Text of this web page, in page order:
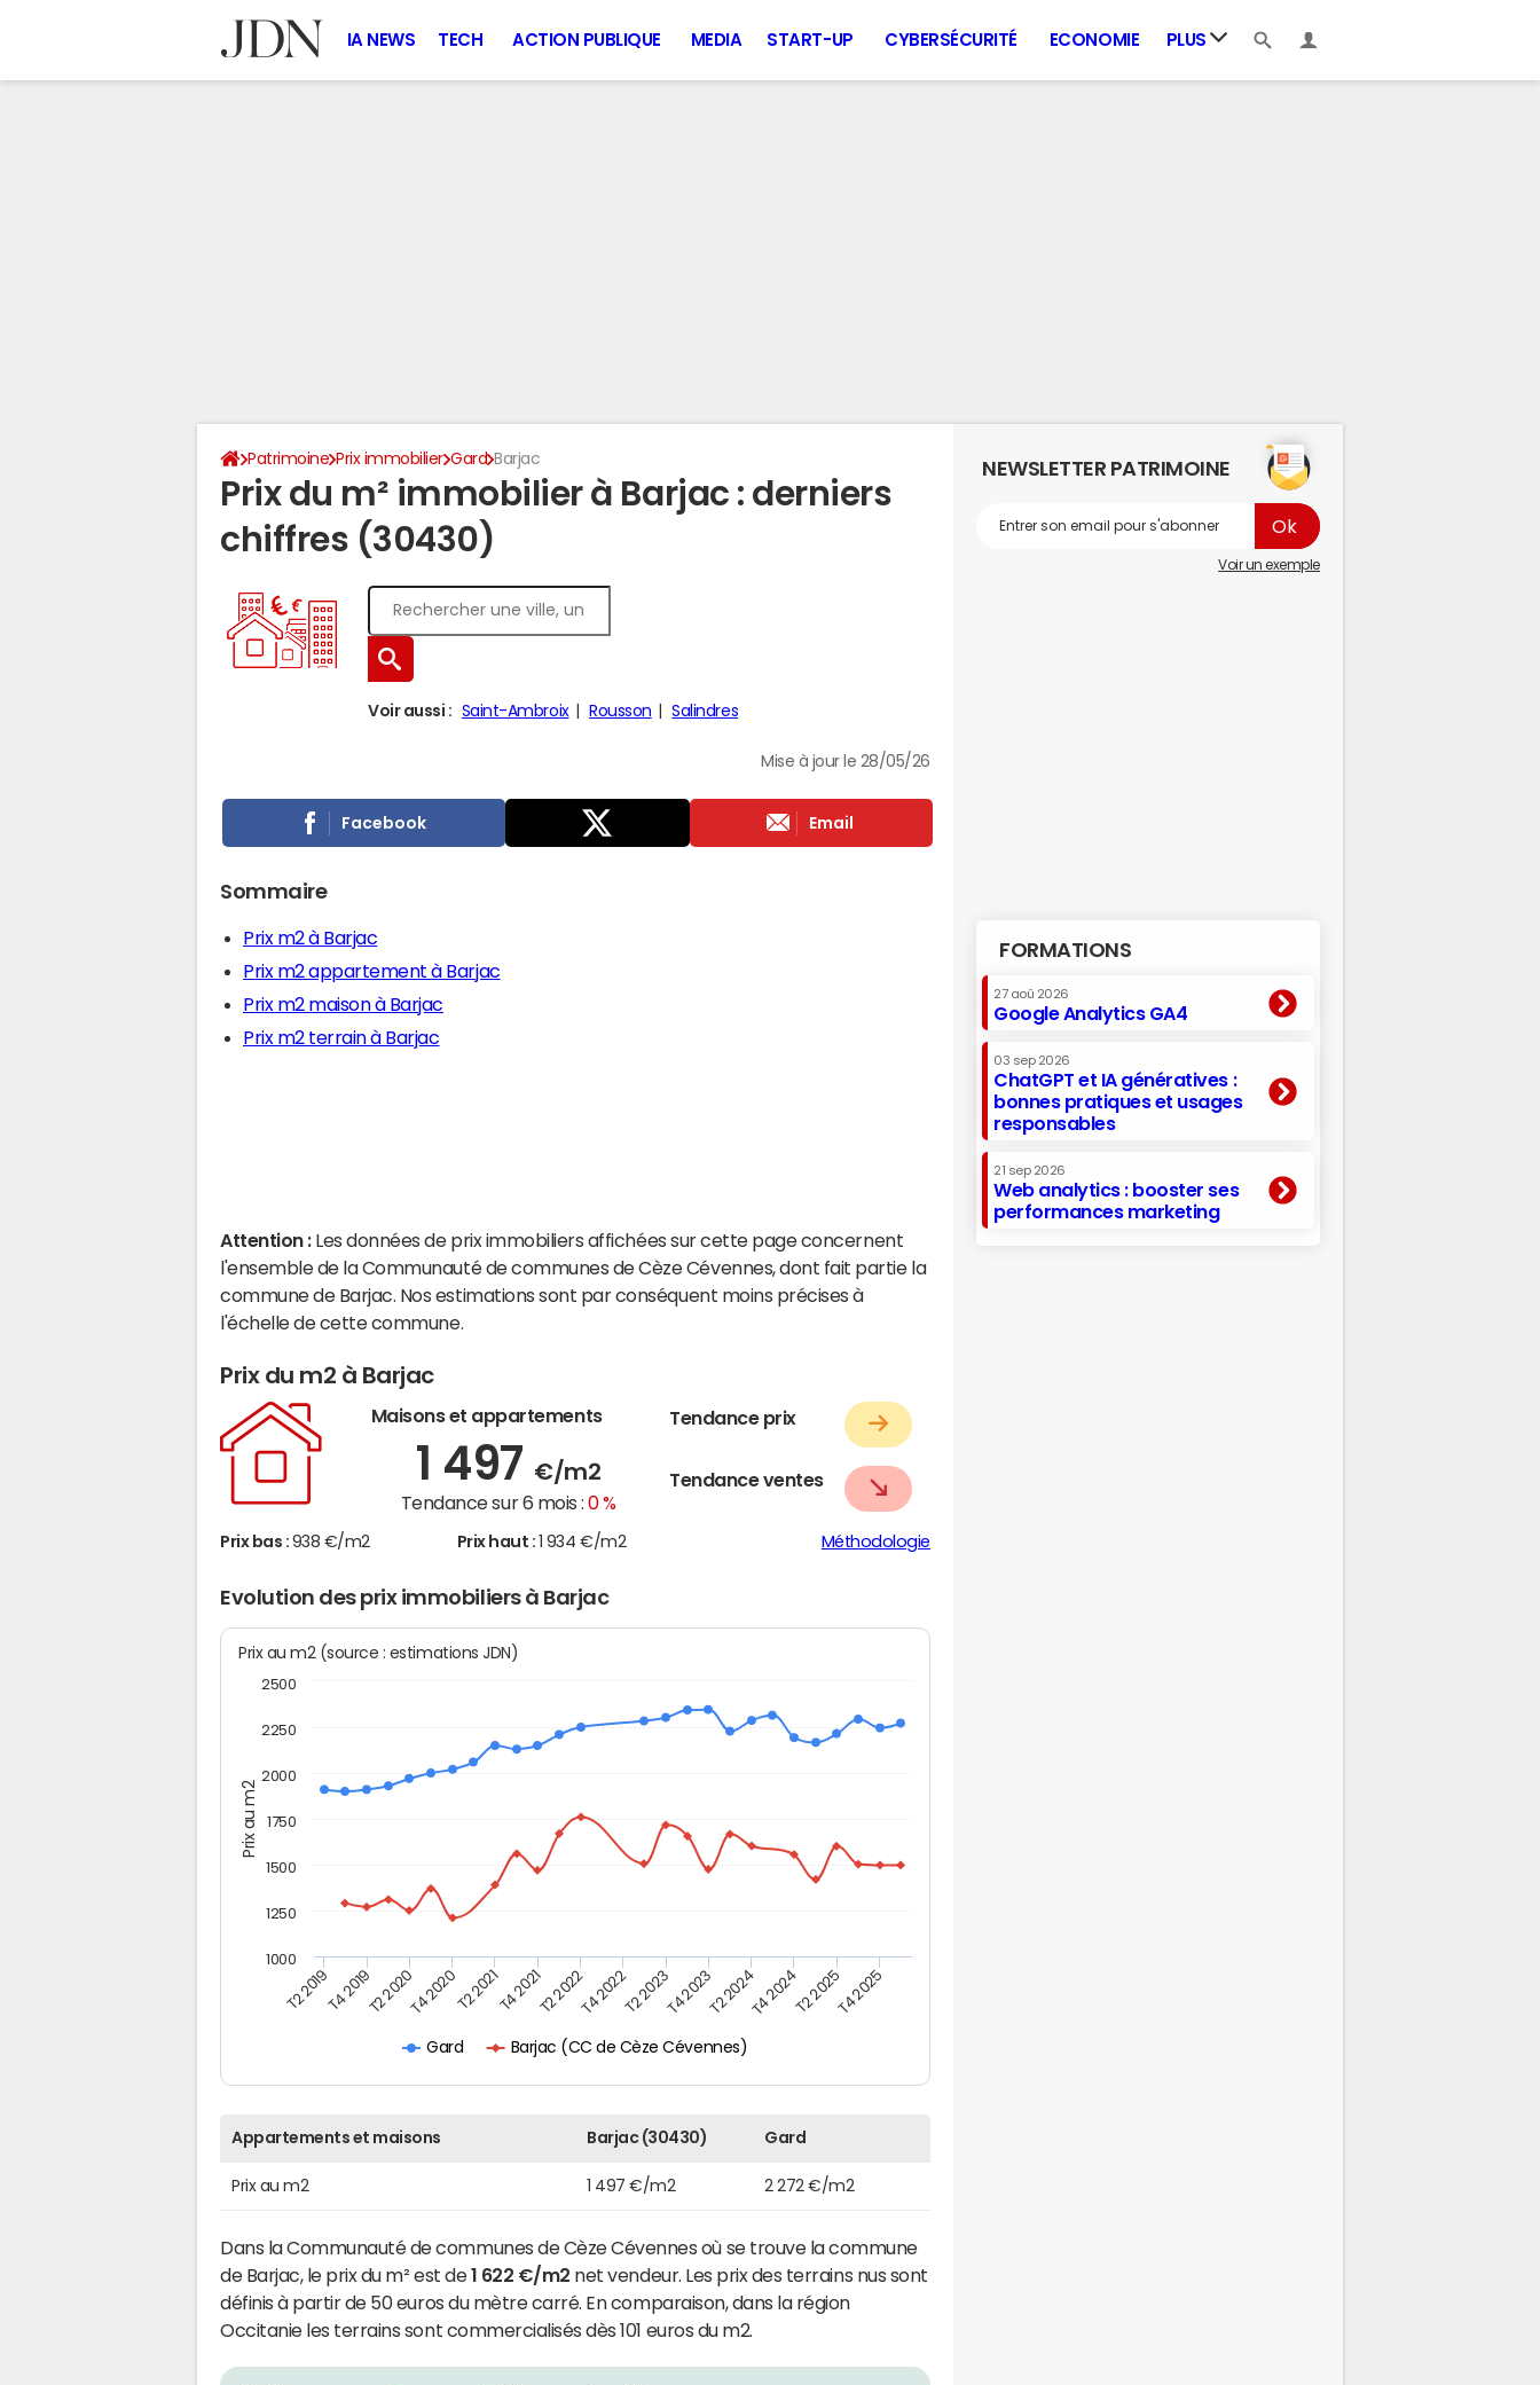
IA NEWS TECH ACTION PUBLIQUE MEDIA START-UP CYBERSÉCURITÉ ECONOMIE PLUS
Patrimoine Prix immobilier Gard Barjac
Prix du m² immobilier à Barjac : derniers
chiffres (30430)
Voir aussi : Saint-Ambroix Rousson Salindres
Mise à jour le 28/05/26
Facebook Email
Sommaire
Prix m2 à Barjac
Prix m2 appartement à Barjac
Prix m2 maison à Barjac
Prix m2 terrain à Barjac
Attention : Les données de prix immobiliers affichées sur cette page concernent
l'ensemble de la Communauté de communes de Cèze Cévennes, dont fait partie la
commune de Barjac. Nos estimations sont par conséquent moins précises à
l'échelle de cette commune.
Prix du m2 à Barjac
Maisons et appartements
1 497 €/m2
Tendance sur 6 mois :0 %
Tendance prix
Tendance ventes
Prix bas : 938 €/m2 Prix haut : 1 934 €/m2 Méthodologie
Evolution des prix immobiliers à Barjac
Prix au m2
Prix au m2 (source : estimations JDN)
Gard Barjac (CC de Cèze Cévennes)
T2 2019T4 2019T2 2020T4 2020T2 2021T4 2021T2 2022T4 2022T2 2023T4 2023T2 2024T4 2024T2 2025T4 2025
1000
1250
1500
1750
2000
2250
2500
Appartements et maisons Barjac (30430) Gard
Prix au m2 1 497 €/m2 2 272 €/m2
Dans la Communauté de communes de Cèze Cévennes où se trouve la commune
de Barjac, le prix du m² est de1 622 €/m2 net vendeur. Les prix des terrains nus sont
définis à partir de 50 euros du mètre carré. En comparaison, dans la région
Occitanie les terrains sont commercialisés dès 101 euros du m2.
NEWSLETTER PATRIMOINE
Voir un exemple
FORMATIONS
27 aoû 2026
Google Analytics GA4
03 sep 2026
ChatGPT et IA génératives :
bonnes pratiques et usages
responsables
21 sep 2026
Web analytics : booster ses
performances marketing